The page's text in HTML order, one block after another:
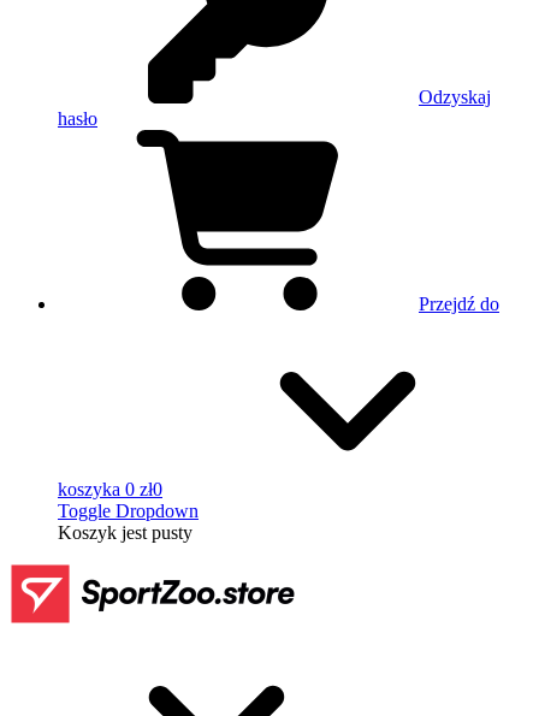
Odzyskaj
hasło
Przejdź do
koszyka 0 zł0
Toggle Dropdown
Koszyk jest pusty